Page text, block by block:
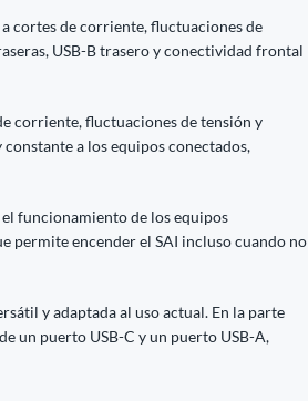
cortes de corriente, fluctuaciones de
USB-B trasero y conectividad frontal
corriente, fluctuaciones de tensión y
a los equipos conectados,
funcionamiento de los equipos
permite encender el SAI incluso cuando no
y adaptada al uso actual. En la parte
un puerto USB-C y un puerto USB-A,